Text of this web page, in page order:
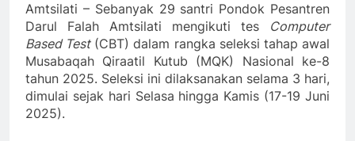
Amtsilati – Sebanyak 29 santri Pondok Pesantren
Darul Falah Amtsilati mengikuti tes Computer
Based Test(CBT) dalam rangka seleksi tahap awal
Musabaqah Qiraatil Kutub (MQK) Nasional ke-8
tahun 2025. Seleksi ini dilaksanakan selama 3 hari,
dimulai sejak hari Selasa hingga Kamis (17-19 Juni
2025).